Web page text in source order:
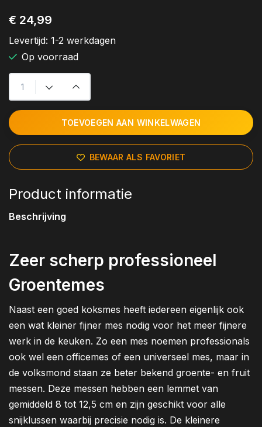
€ 24,99
Levertijd: 1-2 werkdagen
Op voorraad
TOEVOEGEN AAN WINKELWAGEN
BEWAAR ALS FAVORIET
Product informatie
Beschrijving
Zeer scherp professioneel
Groentemes
Naast een goed koksmes heeft iedereen eigenlijk ook
een wat kleiner fijner mes nodig voor het meer fijnere
werk in de keuken. Zo een mes noemen professionals
ook wel een officemes of een universeel mes, maar in
de volksmond staan ze beter bekend groente- en fruit
messen. Deze messen hebben een lemmet van
gemiddeld 8 tot 12,5 cm en zijn geschikt voor alle
snijklussen waarbij precisie nodig is. De kleinere